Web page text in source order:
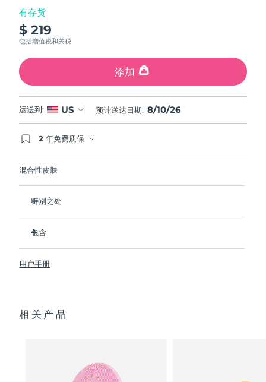
有存货
$ 219
包括增值税和关税
添加
运送到: US 预计送达日期: 8/10/26
2 年免费质保
混合性皮肤
特别之处
物。
清除毛孔深处的杂质，减少爆痘的可能。
抚平细纹，帮助放松面部肌肉紧张点。
16档强度，符合人体工程学的轻质设计，智能app护肤。
包含
USB 充电线
通用操作指南
用户手册
相关产品